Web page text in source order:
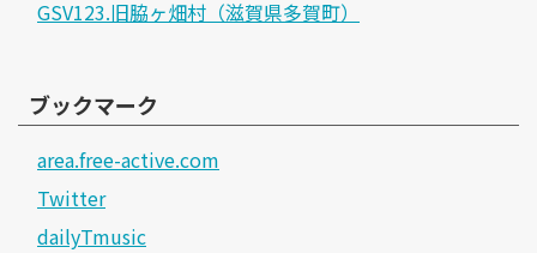
GSV123.旧脇ヶ畑村（滋賀県多賀町）
ブックマーク
area.free-active.com
Twitter
dailyTmusic